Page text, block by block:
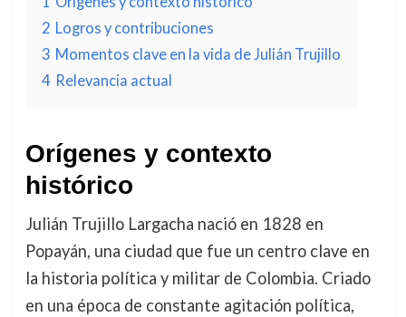
2 Logros y contribuciones
3 Momentos clave en la vida de Julián Trujillo
4 Relevancia actual
Orígenes y contexto
histórico
Julián Trujillo Largacha nació en 1828 en
Popayán, una ciudad que fue un centro clave en
la historia política y militar de Colombia. Criado
en una época de constante agitación política,